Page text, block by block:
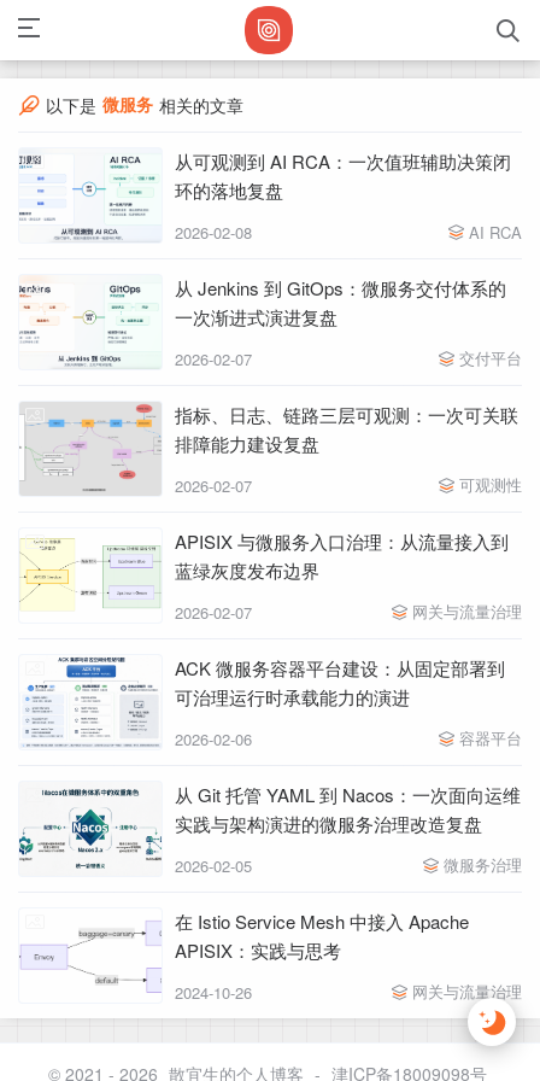
以下是 微服务 相关的文章
从可观测到 AI RCA：一次值班辅助决策闭
环的落地复盘
2026-02-08 AI RCA
从 Jenkins 到 GitOps：微服务交付体系的
一次渐进式演进复盘
2026-02-07 交付平台
指标、日志、链路三层可观测：一次可关联
排障能力建设复盘
2026-02-07 可观测性
APISIX 与微服务入口治理：从流量接入到
蓝绿灰度发布边界
2026-02-07 网关与流量治理
ACK 微服务容器平台建设：从固定部署到
可治理运行时承载能力的演进
2026-02-06 容器平台
从 Git 托管 YAML 到 Nacos：一次面向运维
实践与架构演进的微服务治理改造复盘
2026-02-05 微服务治理
在 Istio Service Mesh 中接入 Apache
APISIX：实践与思考
2024-10-26 网关与流量治理
© 2021 - 2026 散宜生的个人博客 - 津ICP备18009098号